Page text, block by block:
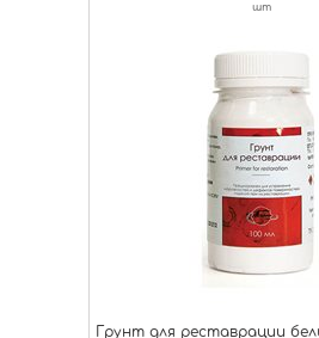
шт
Грунт для реставрации